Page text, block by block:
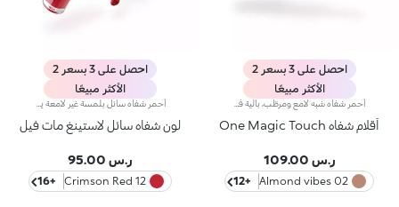
احصل على 3 بسعر 2
الأكثر مبيعًا
أقلام شفاه One Magic Touch
ر.س 109.00
02 Almond vibes
+12
احصل على 3 بسعر 2
الأكثر مبيعًا
لون شفاه سائل لاستينغ مات فيل
ر.س 95.00
12 Crimson Red
+16